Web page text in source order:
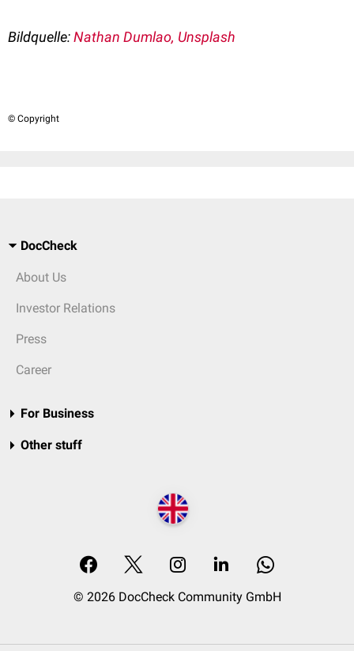
Bildquelle:Nathan Dumlao, Unsplash
© Copyright
DocCheck
About Us
Investor Relations
Press
Career
For Business
Other stuff
© 2026 DocCheck Community GmbH